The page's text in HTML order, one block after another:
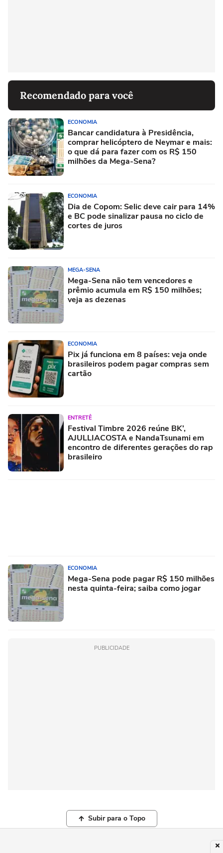
Recomendado para você
ECONOMIA
Bancar candidatura à Presidência,
comprar helicóptero de Neymar e mais:
o que dá para fazer com os R$ 150
milhões da Mega-Sena?
ECONOMIA
Dia de Copom: Selic deve cair para 14%
e BC pode sinalizar pausa no ciclo de
cortes de juros
MEGA-SENA
Mega-Sena não tem vencedores e
prêmio acumula em R$ 150 milhões;
veja as dezenas
ECONOMIA
Pix já funciona em 8 países: veja onde
brasileiros podem pagar compras sem
cartão
ENTRETÊ
Festival Timbre 2026 reúne BK’,
AJULLIACOSTA e NandaTsunami em
encontro de diferentes gerações do rap
brasileiro
ECONOMIA
Mega-Sena pode pagar R$ 150 milhões
nesta quinta-feira; saiba como jogar
PUBLICIDADE
Subir para o Topo